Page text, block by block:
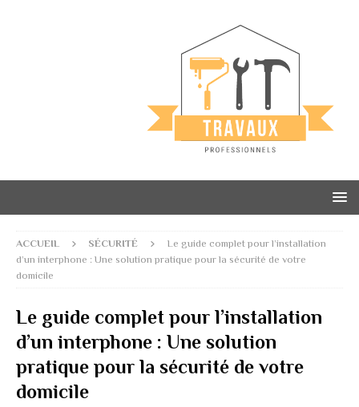
ACCUEIL SÉCURITÉ
Le guide complet pour l’installation
d’un interphone : Une solution pratique pour la sécurité de votre
domicile
Le guide complet pour l’installation
d’un interphone : Une solution
pratique pour la sécurité de votre
domicile